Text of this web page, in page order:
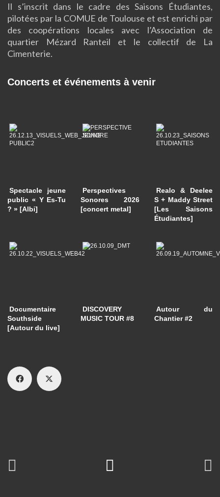
Il s’inscrit dans le cadre des Saisons Étudiantes,
pilotées par la COMUE de Toulouse et est enrichi par
des coopérations locales avec l’Association de
quartier Mézard Ranteil et le collectif de La
Cimenterie.
Concerts et événements à venir
Spectacle jeune
public « Y Es-Tu
? » [Albi]
Perspectives
Sonores 2026
[concert metal]
Realo & Deelee
S + Maddy Street
[Les Saisons
Étudiantes]
Documentaire
Southside
[Autour du live]
DISCOVERY
MUSIC TOUR #8
Autour du
Chantier #2